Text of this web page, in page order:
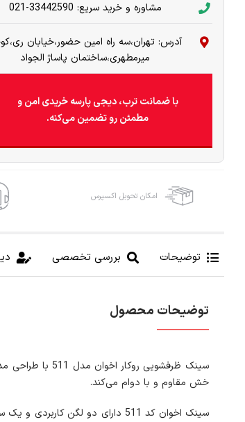
مشاوره و خرید سریع: 33442590-021
آدرس: تهران،سه راه امین حضور،خیابان
میرمطهری،ساختمان پاساژ الجواد
با ضمانت ترب، دیجی پارسه خریدی امن و
مطمئن رو تضمین می‌کنه.
امکان تحویل اکسپرس
توضیحات بررسی تخصصی
توضیحات محصول
خش مقاوم و با دوام می‌کند.